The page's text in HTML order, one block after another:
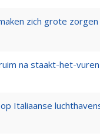
zich grote zorgen
na staakt-het-vuren
Italiaanse